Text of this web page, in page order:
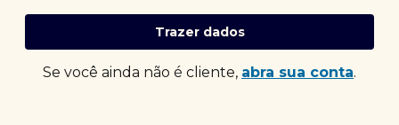
Trazer dados
Se você ainda não é cliente, abra sua conta.